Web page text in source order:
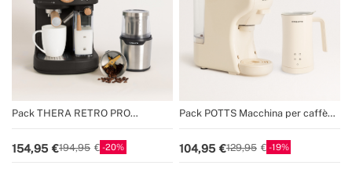
Pack THERA RETRO PRO
caffè e spezie
154,95 194,95 20
Pack POTTS Macchina per caffè
scalda latte e cioccolato
104,95 129,95 19